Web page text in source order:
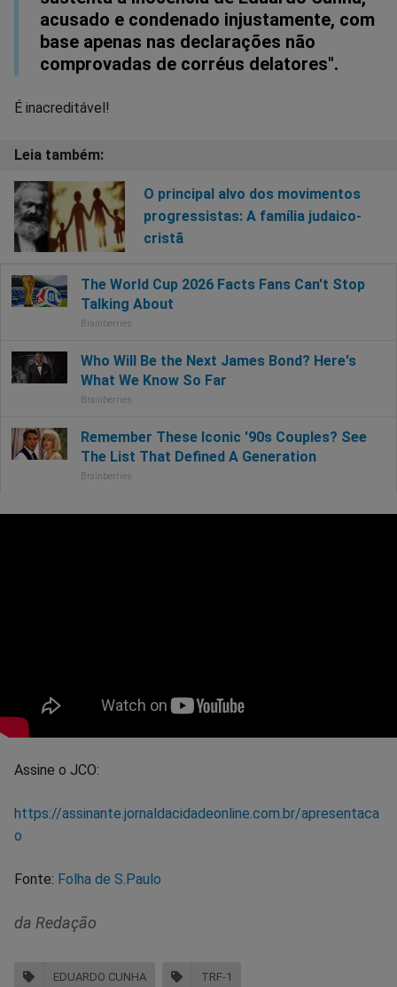
acusado e condenado injustamente, com
base apenas nas declarações não
comprovadas de corréus delatores".
É inacreditável!
O principal alvo dos movimentos
progressistas: A família judaico-
cristã
Assine o JCO:
https://assinante.jornaldacidadeonline.com.br/apresentaca
o
Fonte: Folha de S.Paulo
da Redação
EDUARDO CUNHA TRF-1